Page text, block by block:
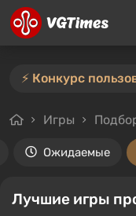
Игры
Ожидаемые
Лучшие игры